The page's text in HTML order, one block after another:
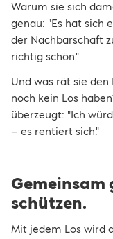
Warum sie sich
genau: "Es hat sich
der Nachbarschaft
richtig schön."
Und was rät sie
noch kein Los
überzeugt: "Ich
– es rentiert sich."
Gemeinsam
schützen.
Mit jedem Los wird